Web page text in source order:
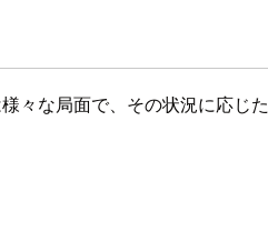
々な局面で、その状況に応じ